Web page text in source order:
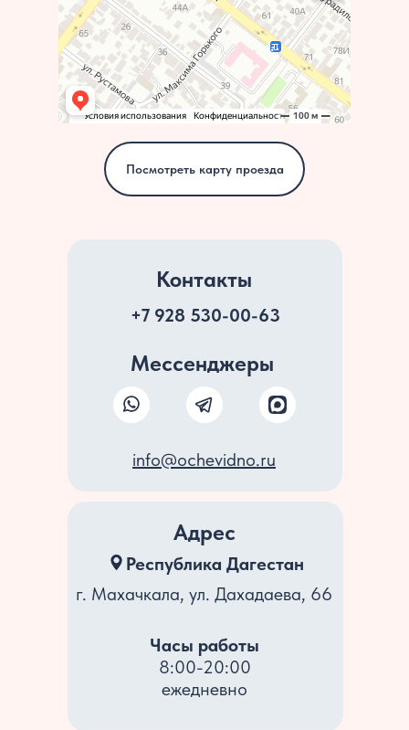
Разработка сайта
г. Махачкала, ул. Дахадаева, 66
Республика Дагестан
8:00-20:00
ежедневно
Часы работы
Адрес
Посмотреть карту проезда
info@ochevidno.ru
Контакты
Мессенджеры
+7 928 530-00-63